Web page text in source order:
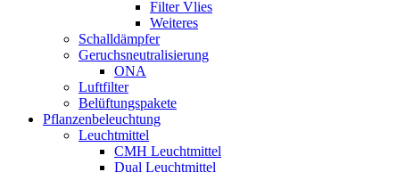
Filter Vlies
Weiteres
Schalldämpfer
Geruchsneutralisierung
ONA
Luftfilter
Belüftungspakete
Pflanzenbeleuchtung
Leuchtmittel
CMH Leuchtmittel
Dual Leuchtmittel